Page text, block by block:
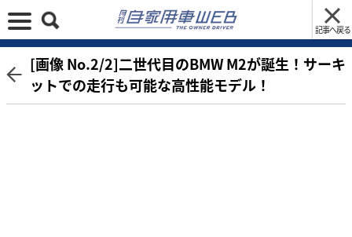
記事へ戻る
[画像 No.2/2]二世代目のBMW M2が誕生！サーキ
ットでの走行も可能な高性能モデル！